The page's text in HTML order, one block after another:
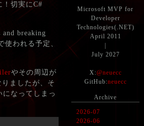
！切実にC#
breaking
われる予定、
やその周辺が
ましたが、そ
なってしまっ
Microsoft MVP for
Developer
Technologies(.NET)
April 2011
July 2027
X:@neuecc
GitHub:neuecc
Archive
2026-07
2026-06